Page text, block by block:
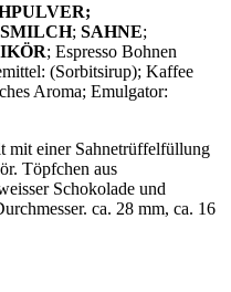
; SAHNE;
; Espresso Bohnen
(Sorbitsirup); Kaffee
Aroma; Emulgator:
mit einer Sahnetrüffelfüllung
Töpfchen aus
Schokolade und
ca. 28 mm, ca. 16